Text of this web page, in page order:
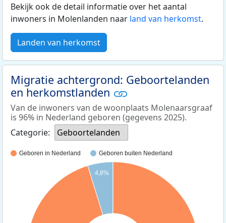
Bekijk ook de detail informatie over het aantal
inwoners in Molenlanden naar land van herkomst.
Landen van herkomst
Migratie achtergrond: Geboortelanden
en herkomstlanden
Van de inwoners van de woonplaats Molenaarsgraaf
is 96% in Nederland geboren (gegevens 2025).
Categorie:
Geboortelanden
Geboren in Nederland Geboren buiten Nederland
4,8%